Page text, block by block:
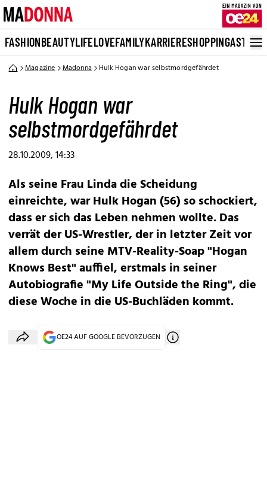
FASHIONBEAUTYLIFELOVEFAMILYKARRIERESHOPPINGASTRO
Magazine Madonna Hulk Hogan war selbstmordgefährdet
Hulk Hogan war
selbstmordgefährdet
28.10.2009, 14:33
Als seine Frau Linda die Scheidung
einreichte, war Hulk Hogan (56) so schockiert,
dass er sich das Leben nehmen wollte. Das
verrät der US-Wrestler, der in letzter Zeit vor
allem durch seine MTV-Reality-Soap "Hogan
Knows Best" auffiel, erstmals in seiner
Autobiografie "My Life Outside the Ring", die
diese Woche in die US-Buchläden kommt.
OE24 AUF GOOGLE BEVORZUGEN